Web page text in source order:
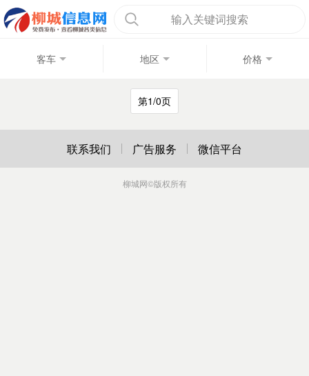
输入关键词搜索
客车 地区 价格
第1/0页
联系我们 广告服务 微信平台
柳城网©版权所有